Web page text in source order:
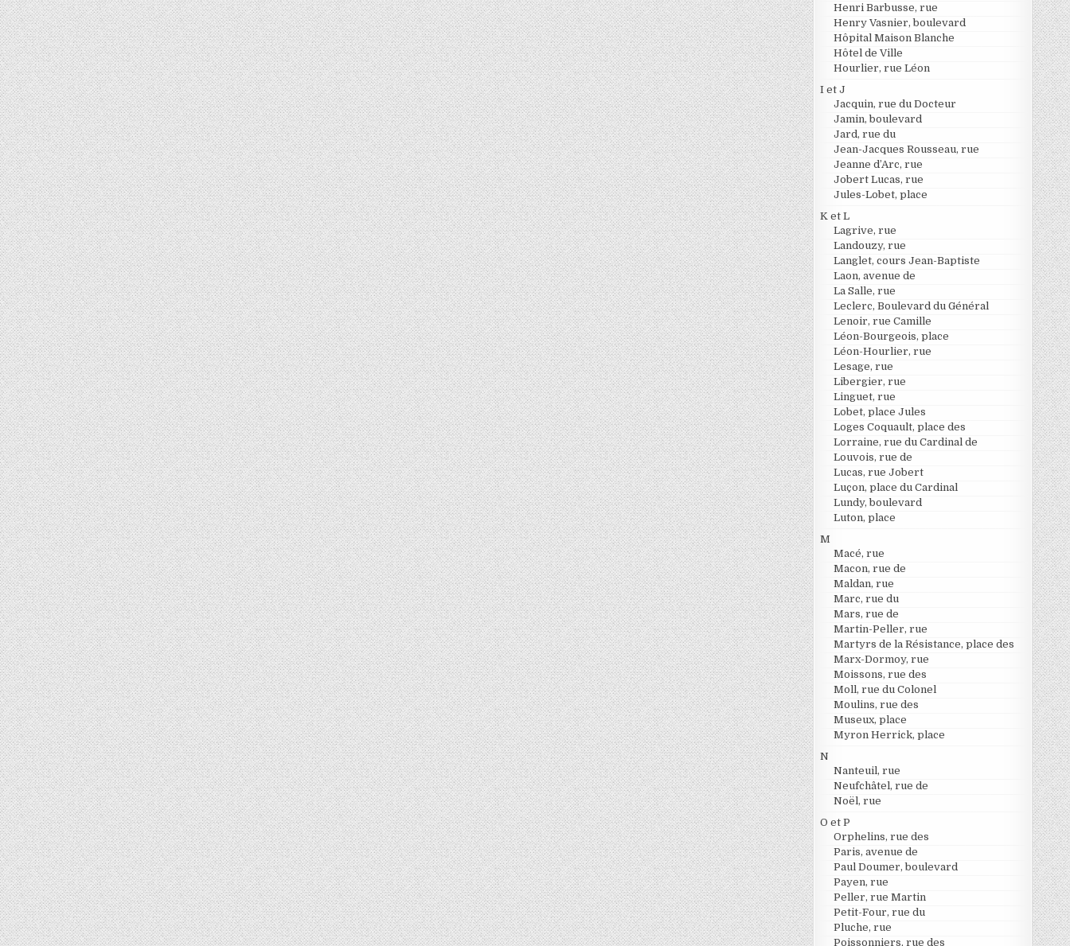
Henri Barbusse, rue
Henry Vasnier, boulevard
Hôpital Maison Blanche
Hôtel de Ville
Hourlier, rue Léon
I et J
Jacquin, rue du Docteur
Jamin, boulevard
Jard, rue du
Jean-Jacques Rousseau, rue
Jeanne d’Arc, rue
Jobert Lucas, rue
Jules-Lobet, place
K et L
Lagrive, rue
Landouzy, rue
Langlet, cours Jean-Baptiste
Laon, avenue de
La Salle, rue
Leclerc, Boulevard du Général
Lenoir, rue Camille
Léon-Bourgeois, place
Léon-Hourlier, rue
Lesage, rue
Libergier, rue
Linguet, rue
Lobet, place Jules
Loges Coquault, place des
Lorraine, rue du Cardinal de
Louvois, rue de
Lucas, rue Jobert
Luçon, place du Cardinal
Lundy, boulevard
Luton, place
M
Macé, rue
Macon, rue de
Maldan, rue
Marc, rue du
Mars, rue de
Martin-Peller, rue
Martyrs de la Résistance, place des
Marx-Dormoy, rue
Moissons, rue des
Moll, rue du Colonel
Moulins, rue des
Museux, place
Myron Herrick, place
N
Nanteuil, rue
Neufchâtel, rue de
Noël, rue
O et P
Orphelins, rue des
Paris, avenue de
Paul Doumer, boulevard
Payen, rue
Peller, rue Martin
Petit-Four, rue du
Pluche, rue
Poissonniers, rue des